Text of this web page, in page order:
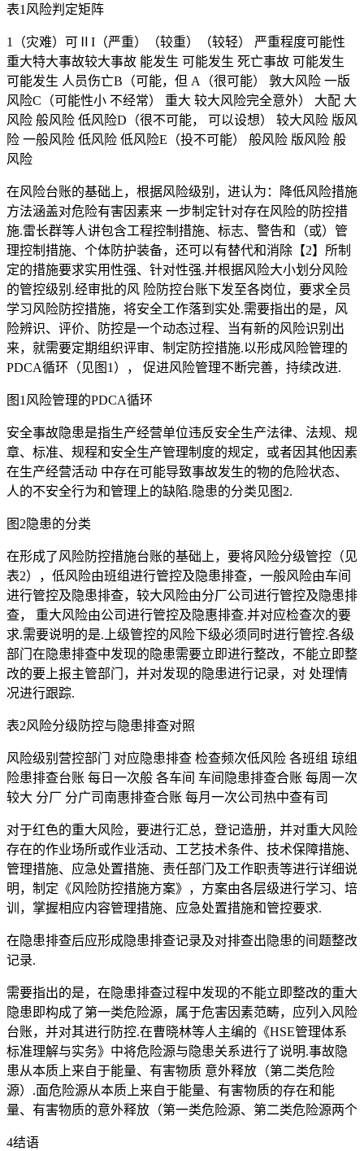
表1风险判定矩阵
1（灾难）可ⅡI（严重）（较重）（较轻） 严重程度可能性
重大特大事故较大事故 能发生 可能发生 死亡事故 可能发生
可能发生 人员伤亡B（可能，但 A（很可能） 敦大风险 一版
风险C（可能性小 不经常） 重大 较大风险完全意外） 大配 大
风险 般风险 低风险D（很不可能， 可以设想） 较大风险 版风
险 一般风险 低风险 低风险E（投不可能） 般风险 版风险 般
风险
在风险台账的基础上，根据风险级别，进认为：降低风险措施
方法涵盖对危险有害因素来 一步制定针对存在风险的防控措
施.雷长群等人讲包含工程控制措施、标志、警告和（或）管
理控制措施、个体防护装备，还可以有替代和消除【2】所制
定的措施要求实用性强、针对性强.并根据风险大小划分风险
的管控级别.经审批的风 险防控台账下发至各岗位，要求全员
学习风险防控措施，将安全工作落到实处.需要指出的是，风
险辨识、评价、防控是一个动态过程、当有新的风险识别出
来，就需要定期组织评审、制定防控措施.以形成风险管理的
PDCA循环（见图1）， 促进风险管理不断完善，持续改进.
图1风险管理的PDCA循环
安全事故隐患是指生产经营单位违反安全生产法律、法规、规
章、标准、规程和安全生产管理制度的规定，或者因其他因素
在生产经营活动 中存在可能导致事故发生的物的危险状态、
人的不安全行为和管理上的缺陷.隐患的分类见图2.
图2隐患的分类
在形成了风险防控措施台账的基础上，要将风险分级管控（见
表2），低风险由班组进行管控及隐患排查，一般风险由车间
进行管控及隐患排查，较大风险由分厂公司进行管控及隐患排
查， 重大风险由公司进行管控及隐惠排查.并对应检查次的要
求.需要说明的是.上级管控的风险下级必须同时进行管控.各级
部门在隐患排查中发现的隐患需要立即进行整改，不能立即整
改的要上报主管部门，并对发现的隐患进行记录，对 处理情
况进行跟踪.
表2风险分级防控与隐患排查对照
风险级别营控部门 对应隐患排查 检查频次低风险 各班组 琼组
险患排查台账 每日一次般 各车间 车间隐患排查合账 每周一次
较大 分厂 分广司南惠排查合账 每月一次公司热中查有司
对于红色的重大风险，要进行汇总，登记造册，并对重大风险
存在的作业场所或作业活动、工艺技术条件、技术保障措施、
管理措施、应急处置措施、责任部门及工作职责等进行详细说
明，制定《风险防控措施方案》，方案由各层级进行学习、培
训，掌握相应内容管理措施、应急处置措施和管控要求.
在隐患排查后应形成隐患排查记录及对排查出隐患的间题整改
记录.
需要指出的是，在隐患排查过程中发现的不能立即整改的重大
隐患即构成了第一类危险源，属于危害因素范畴，应列入风险
台账，并对其进行防控.在曹晓林等人主编的《HSE管理体系
标准理解与实务》中将危险源与隐患关系进行了说明.事故隐
患从本质上来自于能量、有害物质 意外释放（第二类危险
源）.面危险源从本质上来自于能量、有害物质的存在和能
量、有害物质的意外释放（第一类危险源、第二类危险源两个
4结语